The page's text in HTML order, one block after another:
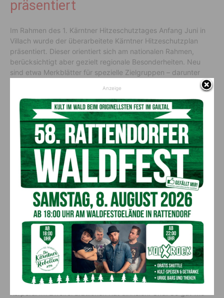
präsentiert
Im Rahmen des 1. Kärntner Hitzeschutztages Anfang Juni in
Villach wurde der überarbeitete Kärntner Hitzeschutzplan
präsentiert. Dieser orientiert sich am nationalen Rahmen,
berücksichtigt aber gezielt regionale Besonderheiten. Neu
sind etwa Merkblätter für spezielle Zielgruppen – darunter
„Unser Ziel ist es, Wissen zu verbreiten und ein starkes
Netzwerk gegen die Hitze aufzubauen. Mit dem neuen Plan
und dem laufenden Hitzewarnsystem schaffen wir dafür die
nötigen Strukturen“, betontPrettner.
Vier einfache Regeln für heiße
Tage
Prettnergibt vier einfache Hitzeschutz-Tipps für heiße Tage:
„Viel trinken – bevorzugt Wasser oder ungesüßten Tee, auch
ohne Durstgefühl. Körperliche Anstrengung vermeiden –
insbesondere in den heißen Mittagsstunden zwischen 11 und
17 Uhr. Wohnräume kühl halten – früh morgens lüften, dann
Fenster schließen und abdunkeln. Achtung bei Medikamenten
– manche Arzneien beeinflussen die Wärmeregulierung des
Anzeige